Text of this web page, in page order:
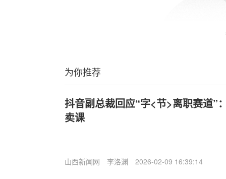
为你推荐
抖音副总裁回应“字<节>离职赛道”
卖课
山西新闻网 李洛渊 2026-02-09 16:39:14